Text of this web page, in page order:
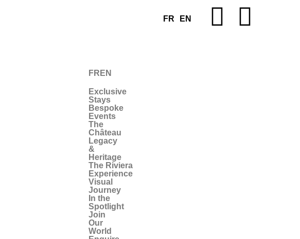
FR EN
FR EN
Exclusive
Stays
Bespoke
Events
The
Château
Legacy
&
Heritage
The Riviera
Experience
Visual
Journey
In the
Spotlight
Join
Our
World